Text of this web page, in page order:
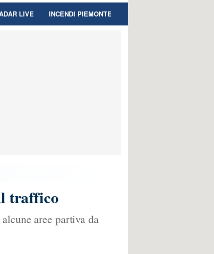
LIVE INCENDI PIEMONTE
traffico
aree partiva da